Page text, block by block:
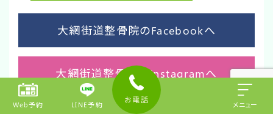
Web予約 LINE予約
お電話
メニュー
大網街道整骨院のFacebookへ
大網街道整骨院のInstagramへ